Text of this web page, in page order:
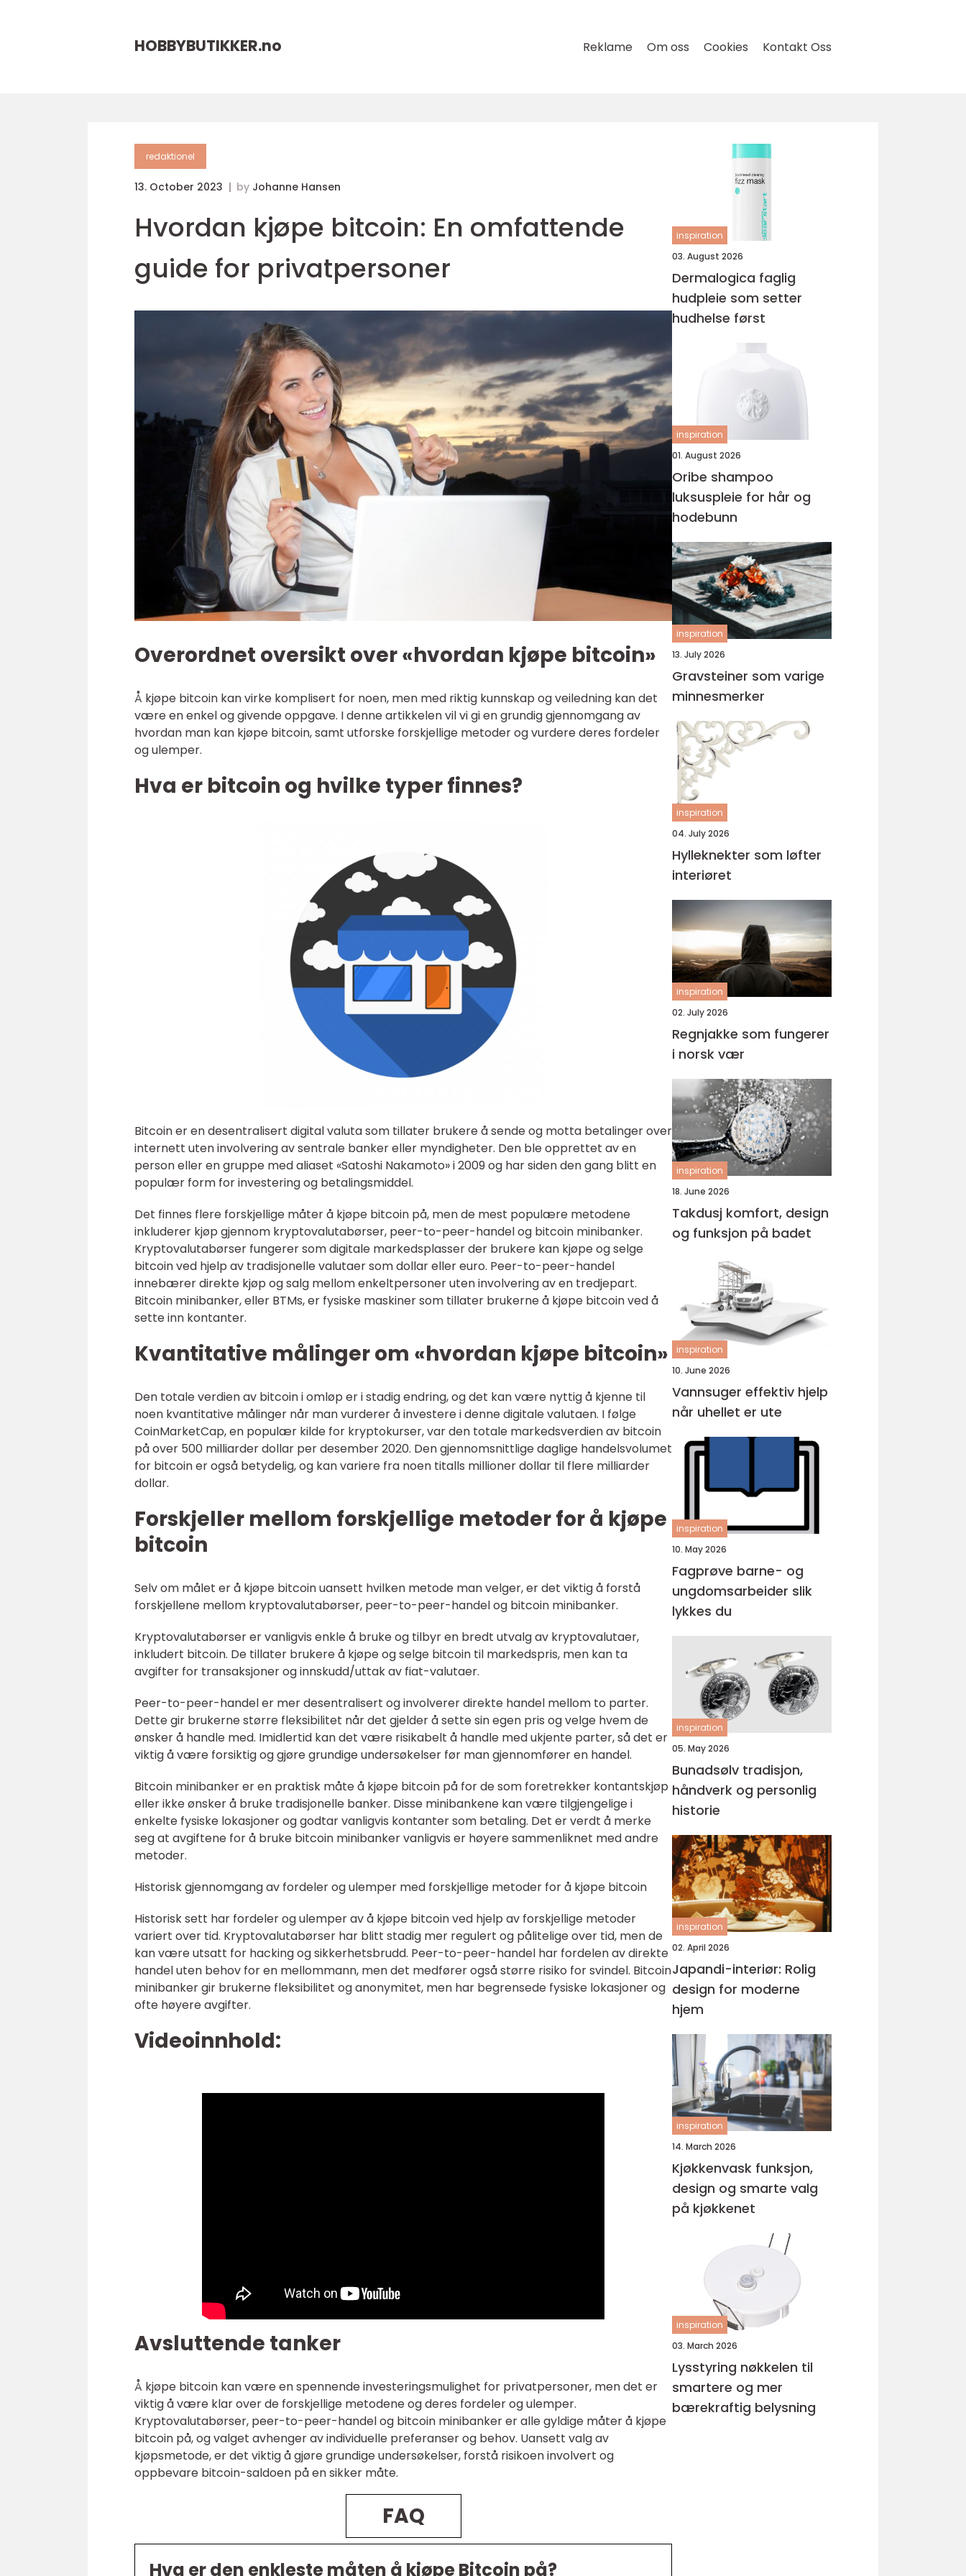
HOBBYBUTIKKER.no Reklame Om oss Cookies Kontakt Oss
redaktionel
13. October 2023 by Johanne Hansen
Hvordan kjøpe bitcoin: En omfattende
guide for privatpersoner
Overordnet oversikt over «hvordan kjøpe bitcoin»
Å kjøpe bitcoin kan virke komplisert for noen, men med riktig kunnskap og veiledning kan det
være en enkel og givende oppgave. I denne artikkelen vil vi gi en grundig gjennomgang av
hvordan man kan kjøpe bitcoin, samt utforske forskjellige metoder og vurdere deres fordeler
og ulemper.
Hva er bitcoin og hvilke typer finnes?
Bitcoin er en desentralisert digital valuta som tillater brukere å sende og motta betalinger over
internett uten involvering av sentrale banker eller myndigheter. Den ble opprettet av en
person eller en gruppe med aliaset «Satoshi Nakamoto» i 2009 og har siden den gang blitt en
populær form for investering og betalingsmiddel.
Det finnes flere forskjellige måter å kjøpe bitcoin på, men de mest populære metodene
inkluderer kjøp gjennom kryptovalutabørser, peer-to-peer-handel og bitcoin minibanker.
Kryptovalutabørser fungerer som digitale markedsplasser der brukere kan kjøpe og selge
bitcoin ved hjelp av tradisjonelle valutaer som dollar eller euro. Peer-to-peer-handel
innebærer direkte kjøp og salg mellom enkeltpersoner uten involvering av en tredjepart.
Bitcoin minibanker, eller BTMs, er fysiske maskiner som tillater brukerne å kjøpe bitcoin ved å
sette inn kontanter.
Kvantitative målinger om «hvordan kjøpe bitcoin»
Den totale verdien av bitcoin i omløp er i stadig endring, og det kan være nyttig å kjenne til
noen kvantitative målinger når man vurderer å investere i denne digitale valutaen. I følge
CoinMarketCap, en populær kilde for kryptokurser, var den totale markedsverdien av bitcoin
på over 500 milliarder dollar per desember 2020. Den gjennomsnittlige daglige handelsvolumet
for bitcoin er også betydelig, og kan variere fra noen titalls millioner dollar til flere milliarder
dollar.
Forskjeller mellom forskjellige metoder for å kjøpe
bitcoin
Selv om målet er å kjøpe bitcoin uansett hvilken metode man velger, er det viktig å forstå
forskjellene mellom kryptovalutabørser, peer-to-peer-handel og bitcoin minibanker.
Kryptovalutabørser er vanligvis enkle å bruke og tilbyr en bredt utvalg av kryptovalutaer,
inkludert bitcoin. De tillater brukere å kjøpe og selge bitcoin til markedspris, men kan ta
avgifter for transaksjoner og innskudd/uttak av fiat-valutaer.
Peer-to-peer-handel er mer desentralisert og involverer direkte handel mellom to parter.
Dette gir brukerne større fleksibilitet når det gjelder å sette sin egen pris og velge hvem de
ønsker å handle med. Imidlertid kan det være risikabelt å handle med ukjente parter, så det er
viktig å være forsiktig og gjøre grundige undersøkelser før man gjennomfører en handel.
Bitcoin minibanker er en praktisk måte å kjøpe bitcoin på for de som foretrekker kontantskjøp
eller ikke ønsker å bruke tradisjonelle banker. Disse minibankene kan være tilgjengelige i
enkelte fysiske lokasjoner og godtar vanligvis kontanter som betaling. Det er verdt å merke
seg at avgiftene for å bruke bitcoin minibanker vanligvis er høyere sammenliknet med andre
metoder.
Historisk gjennomgang av fordeler og ulemper med forskjellige metoder for å kjøpe bitcoin
Historisk sett har fordeler og ulemper av å kjøpe bitcoin ved hjelp av forskjellige metoder
variert over tid. Kryptovalutabørser har blitt stadig mer regulert og pålitelige over tid, men de
kan være utsatt for hacking og sikkerhetsbrudd. Peer-to-peer-handel har fordelen av direkte
handel uten behov for en mellommann, men det medfører også større risiko for svindel. Bitcoin
minibanker gir brukerne fleksibilitet og anonymitet, men har begrensede fysiske lokasjoner og
ofte høyere avgifter.
Videoinnhold:
Avsluttende tanker
Å kjøpe bitcoin kan være en spennende investeringsmulighet for privatpersoner, men det er
viktig å være klar over de forskjellige metodene og deres fordeler og ulemper.
Kryptovalutabørser, peer-to-peer-handel og bitcoin minibanker er alle gyldige måter å kjøpe
bitcoin på, og valget avhenger av individuelle preferanser og behov. Uansett valg av
kjøpsmetode, er det viktig å gjøre grundige undersøkelser, forstå risikoen involvert og
oppbevare bitcoin-saldoen på en sikker måte.
FAQ
Hva er den enkleste måten å kjøpe Bitcoin på?
inspiration
03. August 2026
Dermalogica faglig
hudpleie som setter
hudhelse først
inspiration
01. August 2026
Oribe shampoo
luksuspleie for hår og
hodebunn
inspiration
13. July 2026
Gravsteiner som varige
minnesmerker
inspiration
04. July 2026
Hylleknekter som løfter
interiøret
inspiration
02. July 2026
Regnjakke som fungerer
i norsk vær
inspiration
18. June 2026
Takdusj komfort, design
og funksjon på badet
inspiration
10. June 2026
Vannsuger effektiv hjelp
når uhellet er ute
inspiration
10. May 2026
Fagprøve barne- og
ungdomsarbeider slik
lykkes du
inspiration
05. May 2026
Bunadsølv tradisjon,
håndverk og personlig
historie
inspiration
02. April 2026
Japandi-interiør: Rolig
design for moderne
hjem
inspiration
14. March 2026
Kjøkkenvask funksjon,
design og smarte valg
på kjøkkenet
inspiration
03. March 2026
Lysstyring nøkkelen til
smartere og mer
bærekraftig belysning